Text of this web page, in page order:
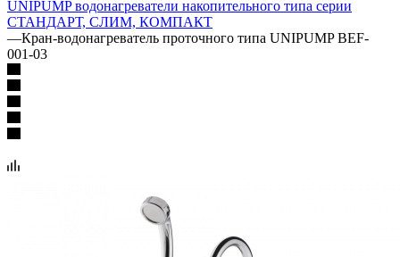
UNIPUMP водонагреватели накопительного типа серии
СТАНДАРТ, СЛИМ, КОМПАКТ
—Кран-водонагреватель проточного типа UNIPUMP BEF-
001-03